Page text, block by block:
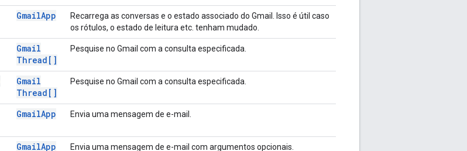
GmailApp
Recarrega as conversas e o estado associado do Gmail. Isso é útil caso
os rótulos, o estado de leitura etc. tenham mudado.
Gmail
Thread[]
Pesquise no Gmail com a consulta especificada.
Gmail
Thread[]
Pesquise no Gmail com a consulta especificada.
GmailApp Envia uma mensagem de e-mail.
GmailApp Envia uma mensagem de e-mail com argumentos opcionais.